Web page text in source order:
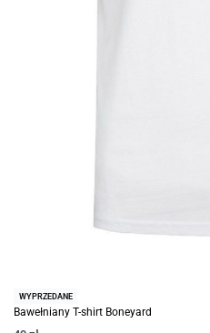
WYPRZEDANE
Bawełniany T-shirt Boneyard